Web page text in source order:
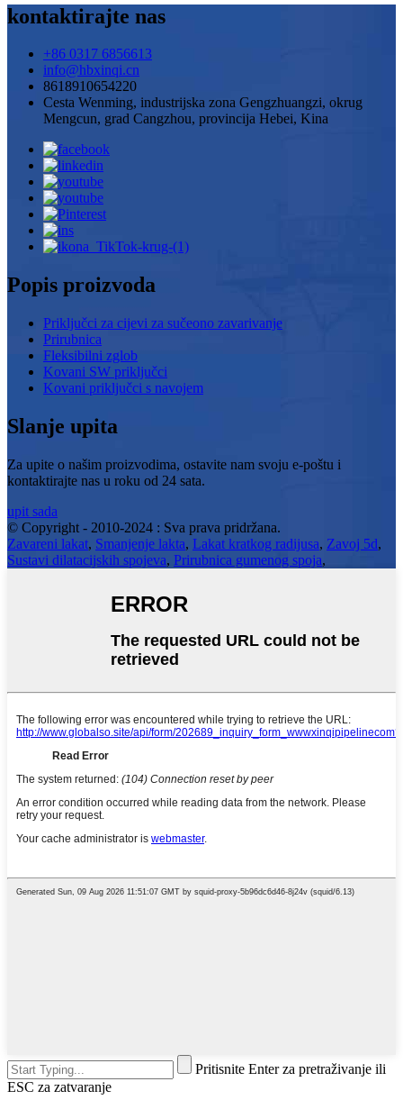
kontaktirajte nas
+86 0317 6856613
info@hbxinqi.cn
8618910654220
Cesta Wenming, industrijska zona Gengzhuangzi, okrug
Mengcun, grad Cangzhou, provincija Hebei, Kina
Popis proizvoda
Priključci za cijevi za sučeono zavarivanje
Prirubnica
Fleksibilni zglob
Kovani SW priključci
Kovani priključci s navojem
Slanje upita
Za upite o našim proizvodima, ostavite nam svoju e-poštu i
kontaktirajte nas u roku od 24 sata.
upit sada
© Copyright - 2010-2024 : Sva prava pridržana.
Zavareni lakat, Smanjenje lakta, Lakat kratkog radijusa, Zavoj 5d,
Sustavi dilatacijskih spojeva, Prirubnica gumenog spoja,
Pritisnite Enter za pretraživanje ili
ESC za zatvaranje